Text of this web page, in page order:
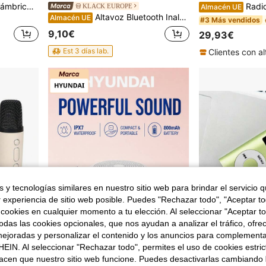
T&G Altavoz Bluetooth inalámbrico portátil de alta potencia de 10W con resistencia al agua y los golpes de 5 niveles, efectos de iluminación LED, soporte para funciones TWS/FM/AUX para exteriores KLACK EUROPE
Almacén UE Altavoz Bluetooth Inalámbrico Klack con Inducción, Soporte para Móvil y Luces LED RGB, Altavoz Portátil Recargable 5W Compatible con iPhone, Android, Tablet y PC
9,10€
Est 3 días lab.
Almacén UE Radio de emergencia de 10000mAh, radio
#3 Más vendidos
29,93€
karaoke al aire libre, deportes, viajes, reuniones en el hogar, regalo de cumpleaños Branded Audio Stores
y tecnologías similares en nuestro sitio web para brindar el servicio
de sitio web posible. Puedes "Rechazar todo", "Aceptar
en cualquier momento a tu elección. Al seleccionar "Aceptar
las cookies opcionales, que nos ayudan a analizar el tráfico,
y personalizar el contenido y los anuncios para
Al seleccionar "Rechazar todo", permites el uso de cookies
que nuestro sitio web funcione. Puedes desactivarlas cambiando